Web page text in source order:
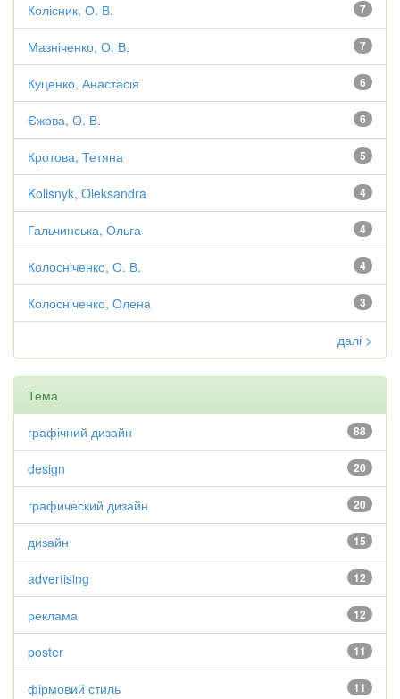
7
Колісник, О. В.
7
Мазніченко, О. В.
6
Куценко, Анастасія
6
Єжова, О. В.
5
Кротова, Тетяна
4
Kolisnyk, Oleksandra
4
Гальчинська, Ольга
4
Колосніченко, О. В.
3
Колосніченко, Олена
далі >
Тема
88
графічний дизайн
20
design
20
графический дизайн
15
дизайн
12
advertising
12
реклама
11
poster
11
фірмовий стиль